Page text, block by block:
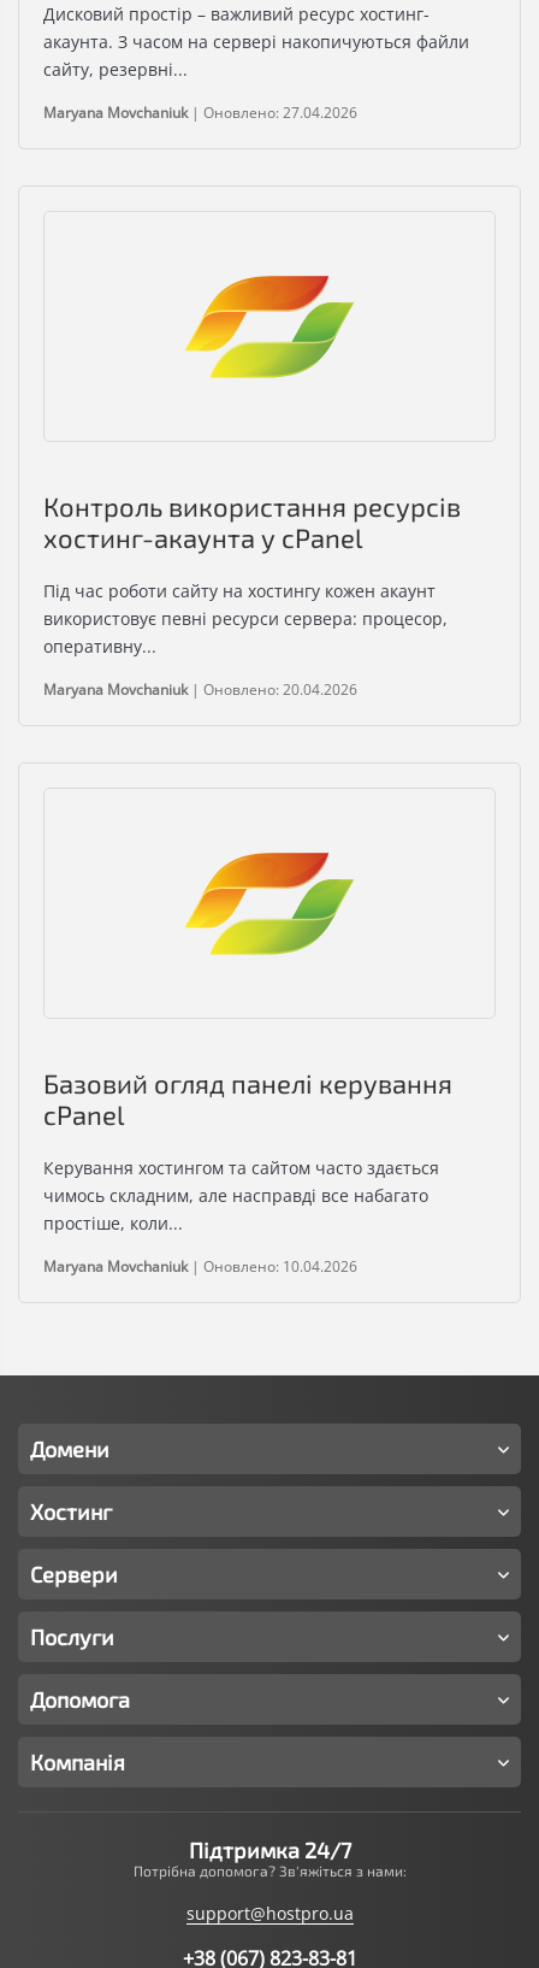
Дисковий простір – важливий ресурс хостинг-
акаунта. З часом на сервері накопичуються файли
сайту, резервні...
Maryana Movchaniuk| Оновлено: 27.04.2026
Контроль використання ресурсів
хостинг-акаунта у cPanel
Під час роботи сайту на хостингу кожен акаунт
використовує певні ресурси сервера: процесор,
оперативну...
Maryana Movchaniuk| Оновлено: 20.04.2026
Базовий огляд панелі керування
cPanel
Керування хостингом та сайтом часто здається
чимось складним, але насправді все набагато
простіше, коли...
Maryana Movchaniuk| Оновлено: 10.04.2026
Домени
Хостинг
Сервери
Послуги
Допомога
Компанія
Підтримка 24/7
Потрібна допомога? Зв'яжіться з нами:
support@hostpro.ua
+38 (067) 823-83-81